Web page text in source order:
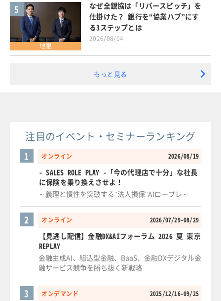
5
地銀
なぜ全銀協は「リバースピッチ」を
仕掛けた？ 銀行を“協業ハブ”にす
る3ステップとは
2026/08/04
もっと見る
注目のイベント・セミナーランキング
オンライン 2026/08/19
1
- SALES ROLE PLAY -「今の代理店で十分」な社長
に保険を乗り換えさせよ！
～義理と慣性を突破する"法人損保"AIロープレ～
オンライン 2026/07/29-08/29
2
【見逃し配信】金融DX&AIフォーラム 2026 夏 東京
REPLAY
金融生成AI、組込型金融、BaaS、金融DXデジタル金
融サービス競争を勝ち抜く新戦略
オンデマンド 2025/12/16-09/25
3